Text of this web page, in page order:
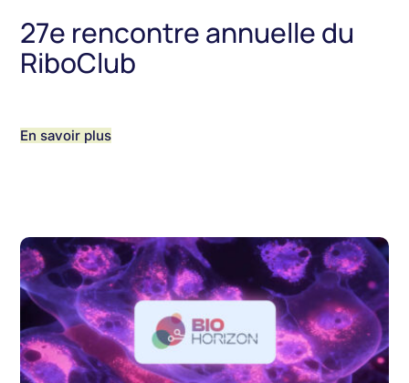
27e rencontre annuelle du
RiboClub
En savoir plus